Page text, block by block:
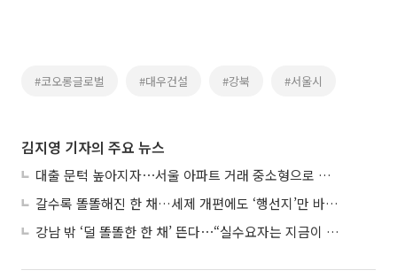
#코오롱글로벌 #대우건설 #강북 #서울시
김지영 기자의 주요 뉴스
대출 문턱 높아지자⋯서울 아파트 거래 중소형으로 쏠렸다
갈수록 똘똘해진 한 채…세제 개편에도 ‘행선지’만 바뀐다
강남 밖 ‘덜 똘똘한 한 채’ 뜬다⋯“실수요자는 지금이 기회”